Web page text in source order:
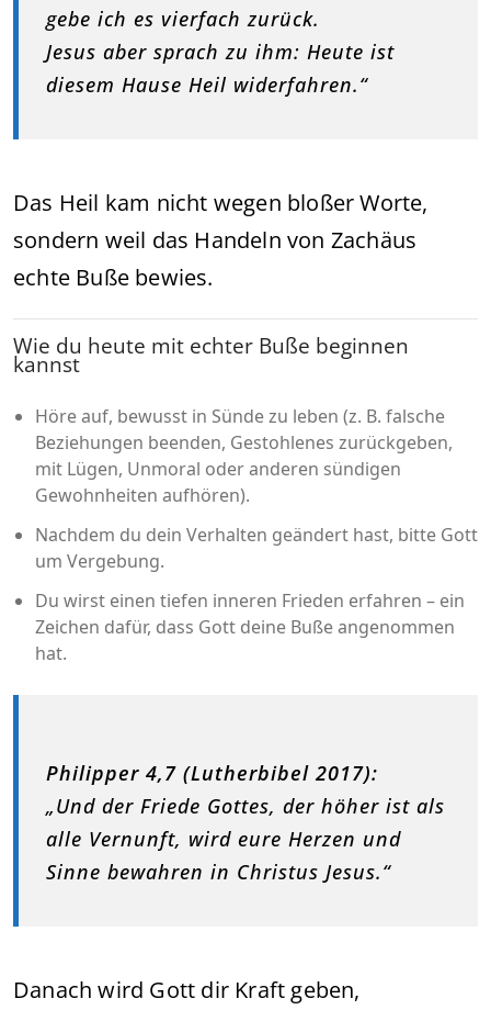
gebe ich es vierfach zurück.
Jesus aber sprach zu ihm: Heute ist
diesem Hause Heil widerfahren.“
Das Heil kam nicht wegen bloßer Worte,
sondern weil das Handeln von Zachäus
echte Buße bewies.
Wie du heute mit echter Buße beginnen
kannst
Höre auf, bewusst in Sünde zu leben (z. B. falsche
Beziehungen beenden, Gestohlenes zurückgeben,
mit Lügen, Unmoral oder anderen sündigen
Gewohnheiten aufhören).
Nachdem du dein Verhalten geändert hast, bitte Gott
um Vergebung.
Du wirst einen tiefen inneren Frieden erfahren – ein
Zeichen dafür, dass Gott deine Buße angenommen
hat.
Philipper 4,7 (Lutherbibel 2017):
„Und der Friede Gottes, der höher ist als
alle Vernunft, wird eure Herzen und
Sinne bewahren in Christus Jesus.“
Danach wird Gott dir Kraft geben,